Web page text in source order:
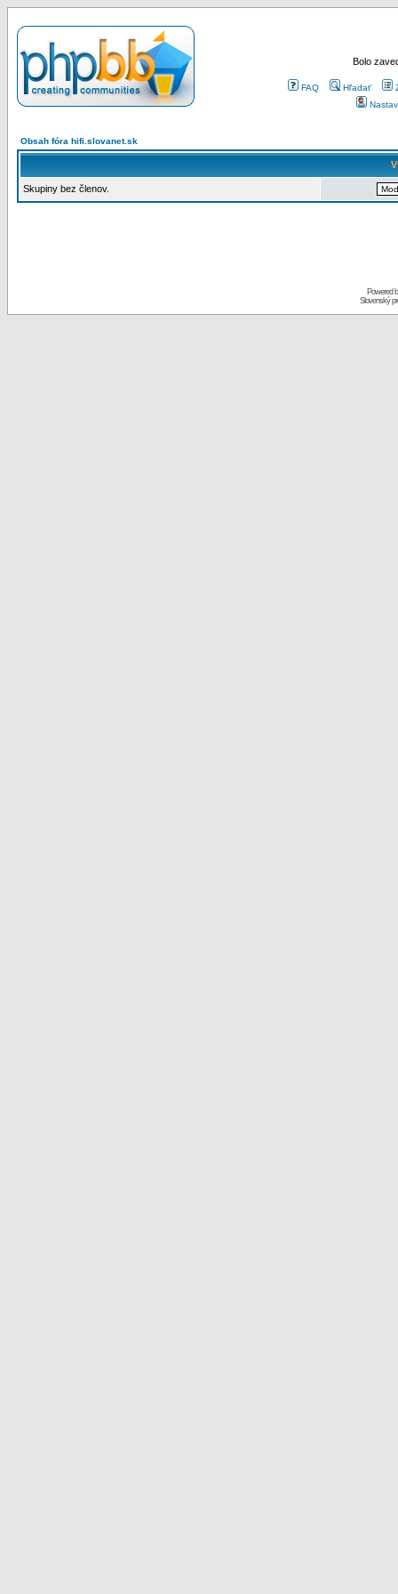
Bolo
FAQ Hľadať
Obsah fóra hifi.slovanet.sk
Skupiny bez členov.
Powered
Slovenský